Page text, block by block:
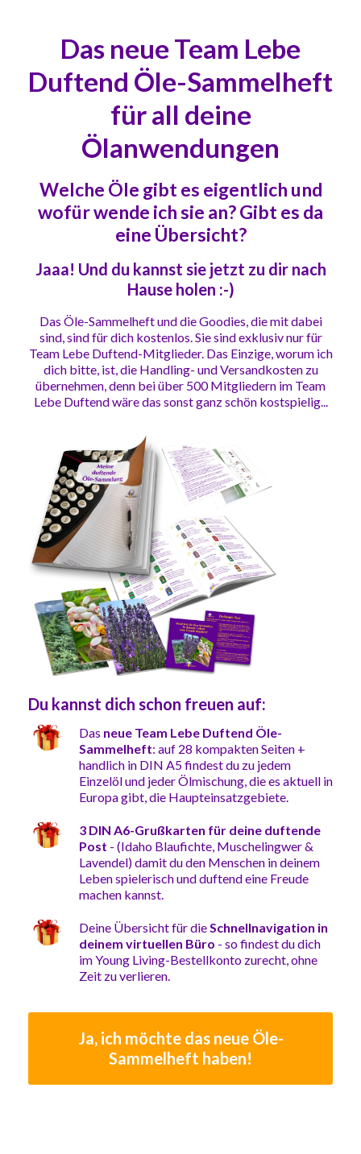
Das neue Team Lebe
Duftend Öle-Sammelheft
für all deine
Ölanwendungen
Welche Öle gibt es eigentlich und
wofür wende ich sie an? Gibt es da
eine Übersicht?
Jaaa! Und du kannst sie jetzt zu dir nach
Hause holen :-)
Das Öle-Sammelheft und die Goodies, die mit dabei
sind, sind für dich kostenlos. Sie sind exklusiv nur für
Team Lebe Duftend-Mitglieder. Das Einzige, worum ich
dich bitte, ist, die Handling- und Versandkosten zu
übernehmen, denn bei über 500 Mitgliedern im Team
Lebe Duftend wäre das sonst ganz schön kostspielig...
Du kannst dich schon freuen auf:
Das neue Team Lebe Duftend Öle-
Sammelheft: auf 28 kompakten Seiten +
handlich in DIN A5 findest du zu jedem
Einzelöl und jeder Ölmischung, die es aktuell in
Europa gibt, die Haupteinsatzgebiete.
3 DIN A6-Grußkarten für deine duftende
Post - (Idaho Blaufichte, Muschelingwer &
Lavendel) damit du den Menschen in deinem
Leben spielerisch und duftend eine Freude
machen kannst.
Deine Übersicht für dieSchnellnavigation in
deinem virtuellen Büro - so findest du dich
im Young Living-Bestellkonto zurecht, ohne
Zeit zu verlieren.
Ja, ich möchte das neue Öle-
Sammelheft haben!